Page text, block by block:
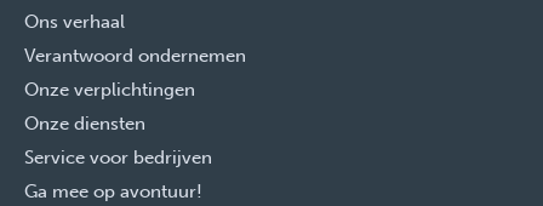
Ons verhaal
Verantwoord ondernemen
Onze verplichtingen
Onze diensten
Service voor bedrijven
Ga mee op avontuur!